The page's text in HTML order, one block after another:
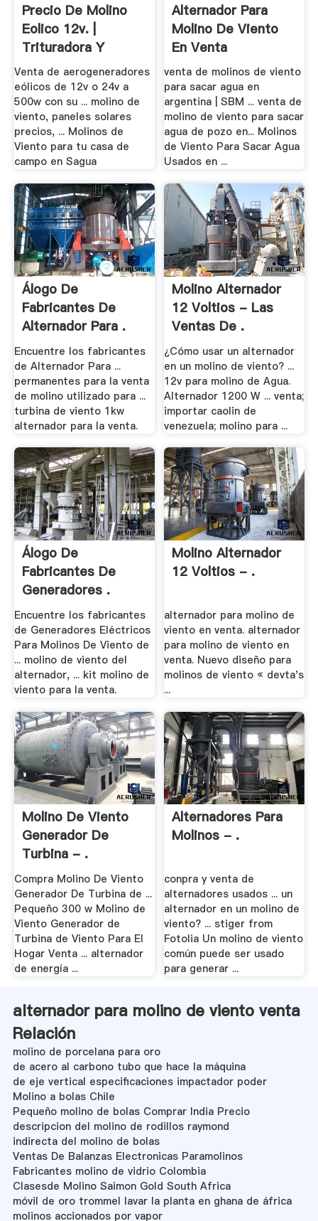
Precio De Molino
Eolico 12v. |
Trituradora Y
Molinos
Venta de aerogeneradores
eólicos de 12v o 24v a
500w con su ... molino de
viento, paneles solares
precios, ... Molinos de
Viento para tu casa de
campo en Sagua
Alternador Para
Molino De Viento
En Venta
venta de molinos de viento
para sacar agua en
argentina | SBM ... venta de
molino de viento para sacar
agua de pozo en... Molinos
de Viento Para Sacar Agua
Usados en ...
Álogo De
Fabricantes De
Alternador Para .
Encuentre los fabricantes
de Alternador Para ...
permanentes para la venta
de molino utilizado para ...
turbina de viento 1kw
alternador para la venta.
Molino Alternador
12 Voltios - Las
Ventas De .
¿Cómo usar un alternador
en un molino de viento? ...
12v para molino de Agua.
Alternador 1200 W ... venta;
importar caolin de
venezuela; molino para ...
Álogo De
Fabricantes De
Generadores .
Encuentre los fabricantes
de Generadores Eléctricos
Para Molinos De Viento de
... molino de viento del
alternador, ... kit molino de
viento para la venta.
Molino Alternador
12 Voltios - .
alternador para molino de
viento en venta. alternador
para molino de viento en
venta. Nuevo diseño para
molinos de viento « devta's
...
Molino De Viento
Generador De
Turbina - .
Compra Molino De Viento
Generador De Turbina de ...
Pequeño 300 w Molino de
Viento Generador de
Turbina de Viento Para El
Hogar Venta ... alternador
de energía ...
Alternadores Para
Molinos - .
conpra y venta de
alternadores usados ... un
alternador en un molino de
viento? ... stiger from
Fotolia Un molino de viento
común puede ser usado
para generar ...
alternador para molino de viento venta
Relación
molino de porcelana para oro
de acero al carbono tubo que hace la máquina
de eje vertical especificaciones impactador poder
Molino a bolas Chile
Pequeño molino de bolas Comprar India Precio
descripcion del molino de rodillos raymond
indirecta del molino de bolas
Ventas De Balanzas Electronicas Paramolinos
Fabricantes molino de vidrio Colombia
Clasesde Molino Saimon Gold South Africa
móvil de oro trommel lavar la planta en ghana de áfrica
molinos accionados por vapor